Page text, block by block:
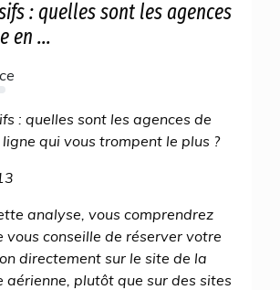
: quelles sont les agences
en ...
: quelles sont les agences de
qui vous trompent le plus ?
analyse, vous comprendrez
vous conseille de réserver votre
directement sur le site de la
aérienne, plutôt que sur des sites